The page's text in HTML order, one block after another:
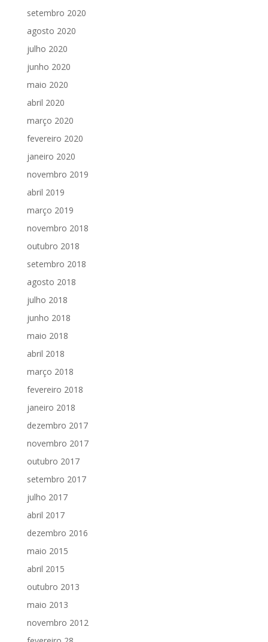
setembro 2020
agosto 2020
julho 2020
junho 2020
maio 2020
abril 2020
março 2020
fevereiro 2020
janeiro 2020
novembro 2019
abril 2019
março 2019
novembro 2018
outubro 2018
setembro 2018
agosto 2018
julho 2018
junho 2018
maio 2018
abril 2018
março 2018
fevereiro 2018
janeiro 2018
dezembro 2017
novembro 2017
outubro 2017
setembro 2017
julho 2017
abril 2017
dezembro 2016
maio 2015
abril 2015
outubro 2013
maio 2013
novembro 2012